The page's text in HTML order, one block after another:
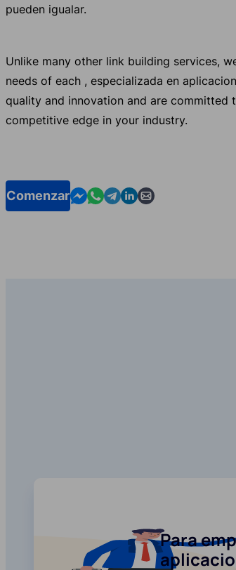
pueden igualar.
Unlike many other link building services,
needs of each , especializada en
quality and innovation and are committed
competitive edge in your industry.
ComenzarContact us in Messenger
Contact us in WhatsApp
Contact us in Telegram
Contact us in Linkedin
Contact us by email
Para